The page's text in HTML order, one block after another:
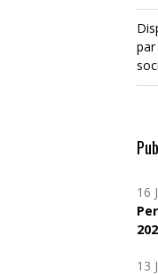
par
16
13